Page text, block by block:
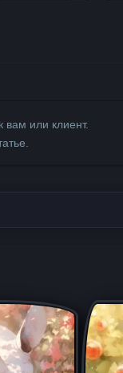
вам или клиент.